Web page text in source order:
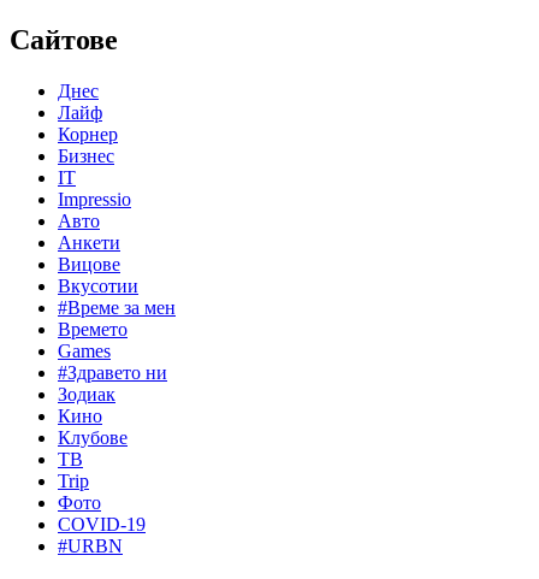
Сайтове
Днес
Лайф
Корнер
Бизнес
IT
Impressio
Авто
Анкети
Вицове
Вкусотии
#Време за мен
Времето
Games
#Здравето ни
Зодиак
Кино
Клубове
ТВ
Trip
Фото
COVID-19
#URBN